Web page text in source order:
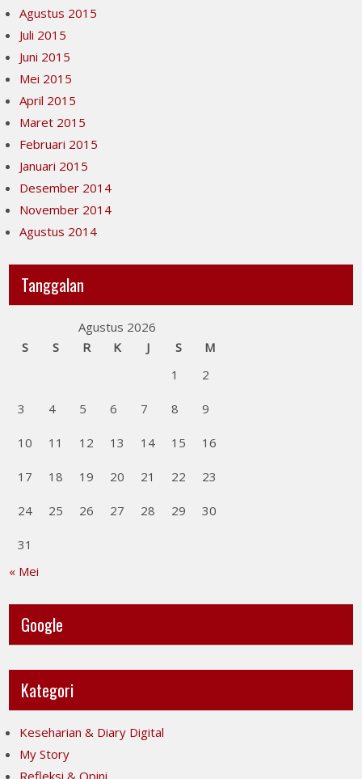
Agustus 2015
Juli 2015
Juni 2015
Mei 2015
April 2015
Maret 2015
Februari 2015
Januari 2015
Desember 2014
November 2014
Agustus 2014
Tanggalan
Agustus 2026
S
S R K J S
M
1
2
3 4 5 6 7 8 9
10 11 12 13 14 15 16
17 18 19 20 21 22 23
24 25 26 27 28 29 30
31
« Mei
Google
Kategori
Keseharian & Diary Digital
My Story
Refleksi & Opini